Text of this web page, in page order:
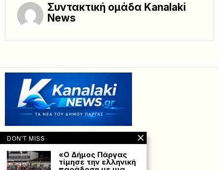
Συντακτική ομάδα Kanalaki
News
DON'T MISS
«Ο Δήμος Πάργας
τίμησε την ελληνική